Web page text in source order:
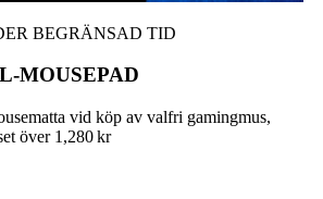
BEGRÄNSAD TID
MOUSEPAD
vid köp av valfri gamingmus,
över 1,280 kr